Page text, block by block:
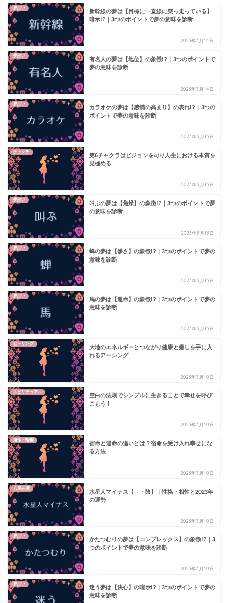
夢占い
新幹線の夢は【目標に一直線に突っ走っている】
暗示!?｜3つのポイントで夢の意味を診断
2023年3月14日
夢占い
有名人の夢は【地位】の象徴!?｜3つのポイントで
夢の意味を診断
2023年3月14日
夢占い
カラオケの夢は【感情の高まり】の表れ!?｜3つの
ポイントで夢の意味を診断
2023年3月13日
チャクラ
第6チャクラはビジョンを司り人生における本質を
見極める
2023年3月13日
夢占い
叫ぶの夢は【焦燥】の象徴!?｜3つのポイントで夢
の意味を診断
2023年3月13日
夢占い
蝉の夢は【儚さ】の象徴!?｜3つのポイントで夢の
意味を診断
2023年3月13日
夢占い
馬の夢は【運命】の象徴!?｜3つのポイントで夢の
意味を診断
2023年3月13日
ヒーリング
大地のエネルギーとつながり健康と癒しを手に入
れるアーシング
2023年3月10日
スピリチュアル
空白の法則でシンプルに生きることで幸せを呼び
こもう！
2023年3月10日
運命・輪廻
宿命と運命の違いとは？宿命を受け入れ幸せにな
る方法
2023年3月10日
六星占術
水星人マイナス【－・陰】｜性格・相性と2023年
の運勢
2023年3月10日
夢占い
かたつむりの夢は【コンプレックス】の象徴!?｜3
つのポイントで夢の意味を診断
2023年3月10日
夢占い
迷う夢は【決心】の暗示!?｜3つのポイントで夢の
意味を診断